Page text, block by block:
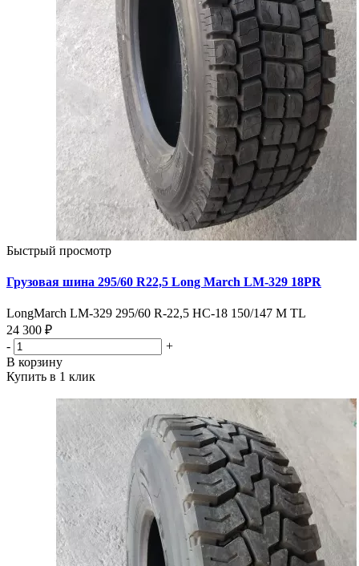
Быстрый просмотр
Грузовая шина 295/60 R22,5 Long March LM-329 18PR
LongMarch LM-329 295/60 R-22,5 НС-18 150/147 M TL
24 300 ₽
-
+
В корзину
Купить в 1 клик